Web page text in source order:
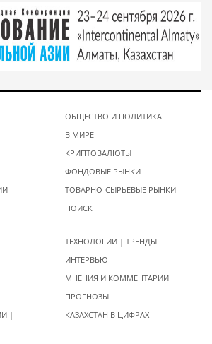
ОБЩЕСТВО И ПОЛИТИКА
В МИРЕ
КРИПТОВАЛЮТЫ
ФОНДОВЫЕ РЫНКИ
ТОВАРНО-СЫРЬЕВЫЕ РЫНКИ
ПОИСК
|
ТЕХНОЛОГИИ | ТРЕНДЫ
ИНТЕРВЬЮ
МНЕНИЯ И КОММЕНТАРИИ
ПРОГНОЗЫ
КАЗАХСТАН В ЦИФРАХ